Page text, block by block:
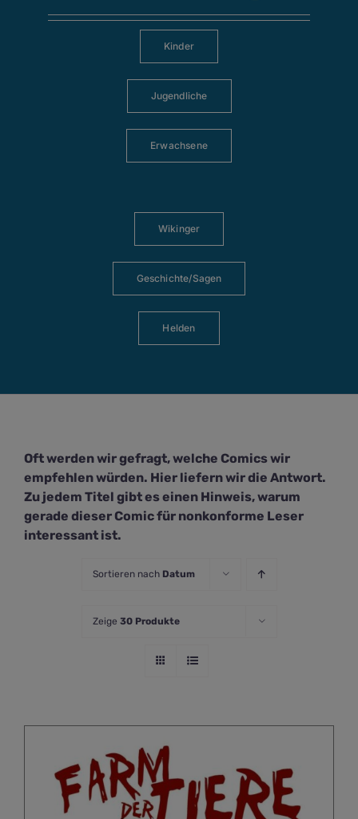
Kinder
Jugendliche
Erwachsene
Wikinger
Geschichte/Sagen
Helden
Oft werden wir gefragt, welche Comics wir
empfehlen würden. Hier liefern wir die Antwort.
Zu jedem Titel gibt es einen Hinweis, warum
gerade dieser Comic für nonkonforme Leser
interessant ist.
Sortieren nach Datum
Zeige 30 Produkte